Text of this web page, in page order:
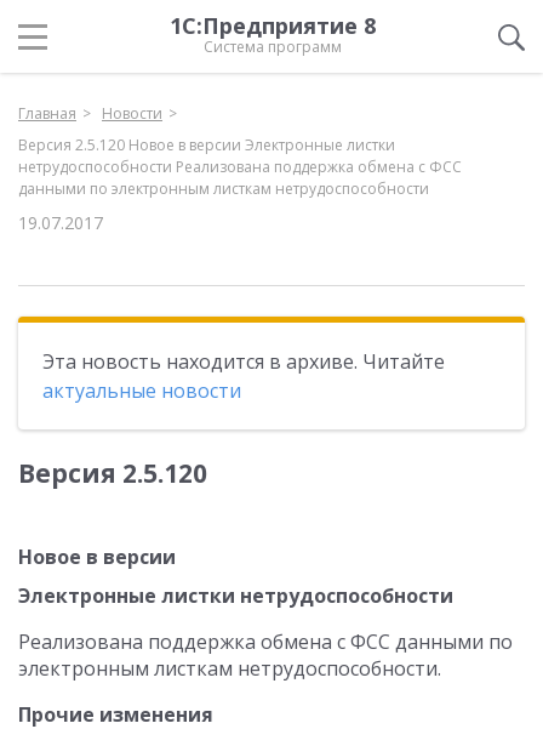
1С:Предприятие 8
Система программ
Главная
Новости
Версия 2.5.120 Новое в версии Электронные листки
нетрудоспособности Реализована поддержка обмена с ФСС
данными по электронным листкам нетрудоспособности
19.07.2017
Эта новость находится в архиве. Читайте
актуальные новости
Версия 2.5.120
Новое в версии
Электронные листки нетрудоспособности
Реализована поддержка обмена с ФСС данными по
электронным листкам нетрудоспособности.
Прочие изменения